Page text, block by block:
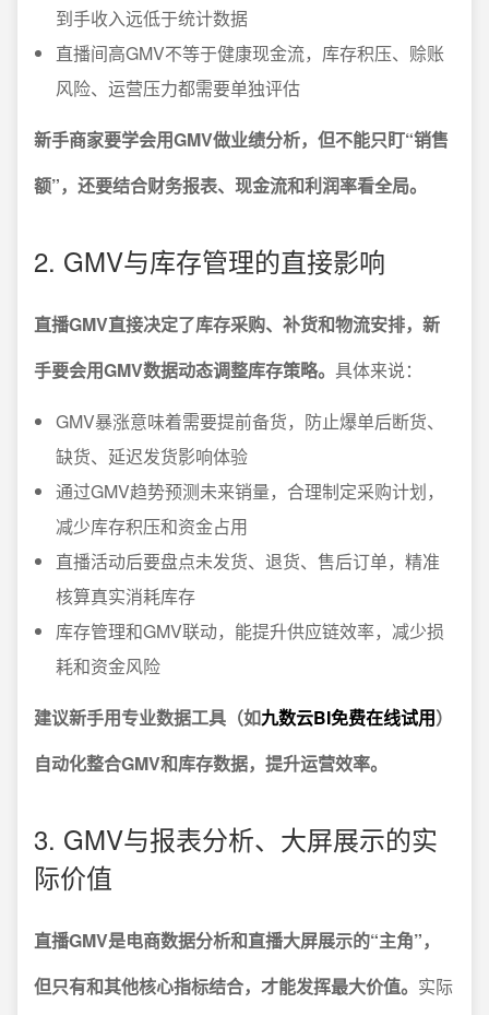
到手收入远低于统计数据
直播间高GMV不等于健康现金流，库存积压、赊账
风险、运营压力都需要单独评估
新手商家要学会用GMV做业绩分析，但不能只盯“销售
额”，还要结合财务报表、现金流和利润率看全局。
2. GMV与库存管理的直接影响
直播GMV直接决定了库存采购、补货和物流安排，新
手要会用GMV数据动态调整库存策略。 具体来说：
GMV暴涨意味着需要提前备货，防止爆单后断货、
缺货、延迟发货影响体验
通过GMV趋势预测未来销量，合理制定采购计划，
减少库存积压和资金占用
直播活动后要盘点未发货、退货、售后订单，精准
核算真实消耗库存
库存管理和GMV联动，能提升供应链效率，减少损
耗和资金风险
建议新手用专业数据工具（如九数云BI免费在线试用）
自动化整合GMV和库存数据，提升运营效率。
3. GMV与报表分析、大屏展示的实
际价值
直播GMV是电商数据分析和直播大屏展示的“主角”，
但只有和其他核心指标结合，才能发挥最大价值。 实际